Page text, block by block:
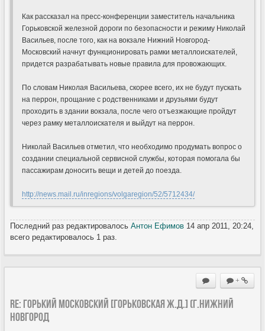
Как рассказал на пресс-конференции заместитель начальника
Горьковской железной дороги по безопасности и режиму Николай
Васильев, после того, как на вокзале Нижний Новгород-
Московский начнут функционировать рамки металлоискателей,
придется разрабатывать новые правила для провожающих.
По словам Николая Васильева, скорее всего, их не будут пускать
на перрон, прощание с родственниками и друзьями будут
проходить в здании вокзала, после чего отъезжающие пройдут
через рамку металлоискателя и выйдут на перрон.
Николай Васильев отметил, что необходимо продумать вопрос о
создании специальной сервисной службы, которая помогала бы
пассажирам доносить вещи и детей до поезда.
http://news.mail.ru/inregions/volgaregion/52/5712434/
Последний раз редактировалось Антон Ефимов 14 апр 2011, 20:24,
всего редактировалось 1 раз.
+
Re: ГОРЬКИЙ МОСКОВСКИЙ [Горьковская Ж.Д.] (г.Нижний
Новгород